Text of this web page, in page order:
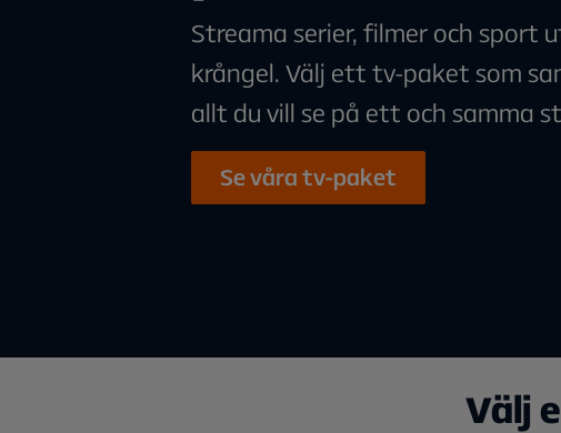
Streama serier, filmer och sport
krångel. Välj ett tv-paket som
allt du vill se på ett och samma
Se våra tv-paket
Välj